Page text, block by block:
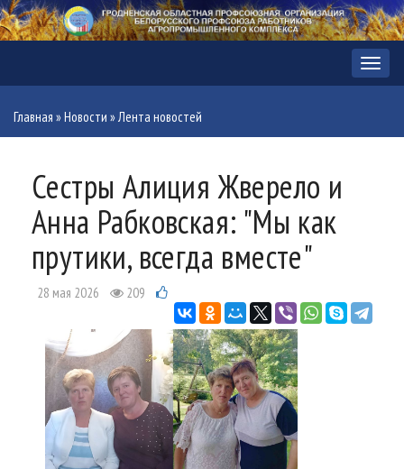
Меню
Главная »Новости »Лента новостей
Сестры Алиция Жверело и
Анна Рабковская: "Мы как
прутики, всегда вместе"
28 мая 2026 209